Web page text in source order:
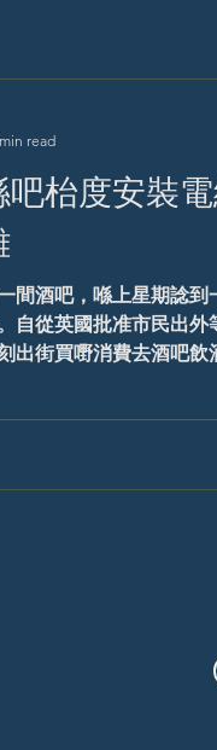
枱度安裝
間酒吧，喺上星期諗到
自從英國批准市民出外
出街買嘢消費去酒吧飲
read